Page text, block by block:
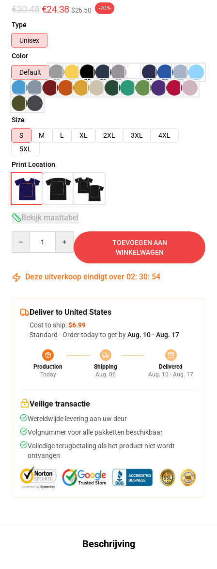
€30.48 €24.38 $26.50 -20%
Type
Unisex
Color
Default
Size
S
M L XL 2XL 3XL
4XL
5XL
Print Location
Bekijk maattabel
TOEVOEGEN AAN
WINKELWAGEN
Deze uitverkoop eindigt over 02: 30: 54
Deliver to United States
Cost to ship:$6.99
Standard - Order today to get byAug. 10 - Aug. 17
Production
Today
Shipping
Aug. 06
Delivered
Aug. 10 - Aug. 17
Veilige transactie
Wereldwijde levering aan uw deur
Volgnummer voor alle pakketten beschikbaar
Volledige terugbetaling als het product niet wordt
ontvangen
Beschrijving